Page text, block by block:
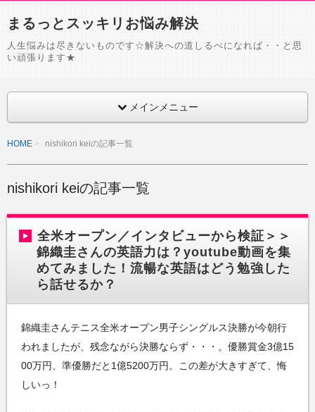
まるっとスッキリお悩み解決
人生悩みは尽きないものです☆解決への道しるべになれば・・と思
い頑張ります★
メインメニュー
HOME nishikori keiの記事一覧
nishikori keiの記事一覧
全米オープン／インタビューから検証＞＞
錦織圭さんの英語力は？youtube動画を集
めてみました！流暢な英語はどう勉強した
ら話せるか？
錦織圭さんテニス全米オープン男子シングルス決勝が今朝行
われましたが、残念ながら決勝ならず・・・。優勝賞金3億15
00万円、準優勝だと1億5200万円。この差が大きすぎて、悔
しいっ！